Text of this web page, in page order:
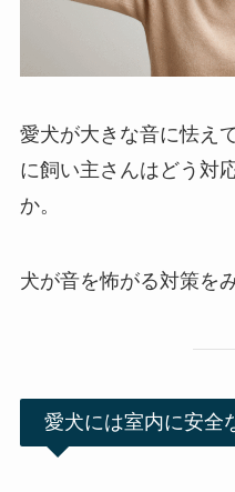
愛犬が大きな音に怯え
に飼い主さんはどう対
か。
犬が音を怖がる対策を
愛犬には室内に安全